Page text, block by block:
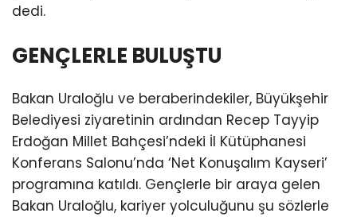
dedi.
GENÇLERLE BULUŞTU
Bakan Uraloğlu ve beraberindekiler, Büyükşehir
Belediyesi ziyaretinin ardından Recep Tayyip
Erdoğan Millet Bahçesi’ndeki İl Kütüphanesi
Konferans Salonu’nda ‘Net Konuşalım Kayseri’
programına katıldı. Gençlerle bir araya gelen
Bakan Uraloğlu, kariyer yolculuğunu şu sözlerle